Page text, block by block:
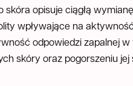
skóra opisuje ciągłą
wpływające na
odpowiedzi zapalnej
skóry oraz pogorszeniu